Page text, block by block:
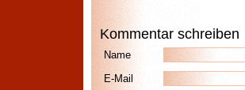
Kommentar schreiben
Name
E-Mail